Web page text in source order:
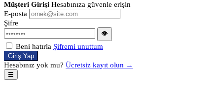
Müşteri Girişi Hesabınıza güvenle erişin
E-posta
Şifre
👁
Beni hatırla Şifremi unuttum
Giriş Yap
Hesabınız yok mu? Ücretsiz kayıt olun →
☰